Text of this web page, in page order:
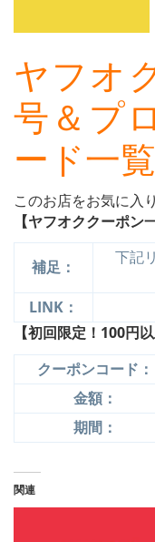
ヤフオ
号＆プ
ード一覧
このお店をお気に入
【ヤフオククーポン
補足：
下記
LINK：
【初回限定！100円
クーポンコード：
金額：
期間：
関連